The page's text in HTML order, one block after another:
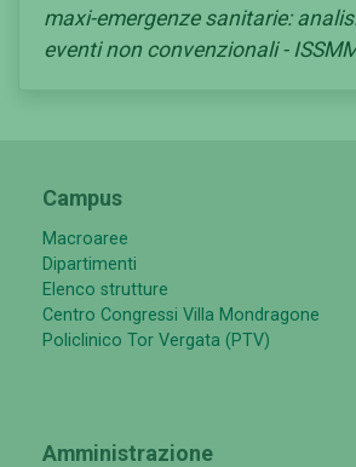
maxi-emergenze sanitarie:
eventi non convenzionali -
Campus
Macroaree
Dipartimenti
Elenco strutture
Centro Congressi Villa Mondragone
Policlinico Tor Vergata (PTV)
Amministrazione